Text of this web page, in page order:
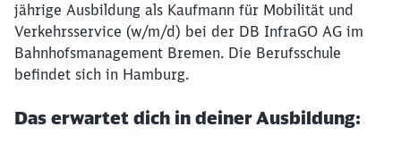
jährige Ausbildung als Kaufmann für Mobilität und
Verkehrsservice (w/m/d) bei der DB InfraGO AG im
Bahnhofsmanagement Bremen. Die Berufsschule
befindet sich in Hamburg.
Das erwartet dich in deiner Ausbildung: